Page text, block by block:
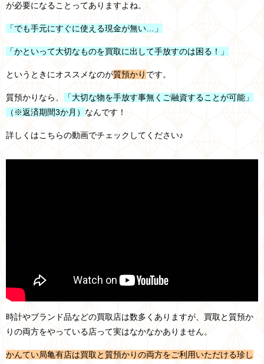
が必要になることってありますよね。
「でも手元にすぐに使える現金が無い…」
「かといって大切なものを買取に出して手放すのは困る！」
というときにオススメなのが質預かりです。
質預かりなら、
「大切な物を手放す事無くご融資することが可能」
（※返済期間3か月） なんです！
詳しくはこちらの動画でチェックしてください♪
時計やブランド品などの買取店は数多くありますが、買取と質預か
りの両方をやっている店って実はなかなかありません。
かんてい局亀有店は買取と質預かりの両方をご利用いただける珍し